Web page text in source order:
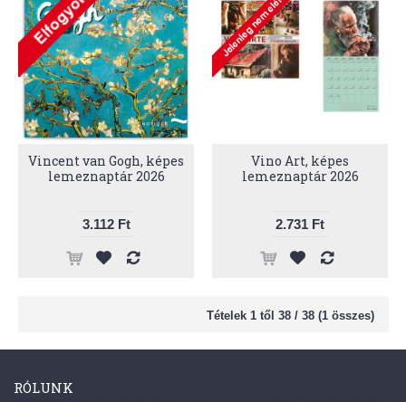
Vincent van Gogh, képes
lemeznaptár 2026
3.112 Ft
Vino Art, képes
lemeznaptár 2026
2.731 Ft
Tételek 1 től 38 / 38 (1 összes)
RÓLUNK